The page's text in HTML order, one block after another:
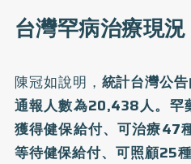
台灣罕病治療現況
陳冠如說明， 統計台灣公
通報人數為20,438人。罕
獲得健保給付、可治療47
等待健保給付、可照顧25